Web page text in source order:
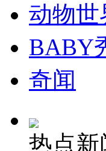
动物世
BABY
奇闻
热点新